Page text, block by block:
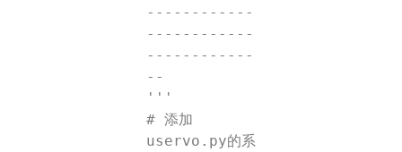
------------
------------
------------
--
'''
# 添加
uservo.py的系